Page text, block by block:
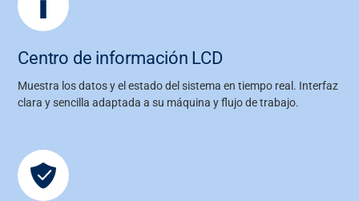
Centro de información LCD
Muestra los datos y el estado del sistema en tiempo real. Interfaz
clara y sencilla adaptada a su máquina y flujo de trabajo.